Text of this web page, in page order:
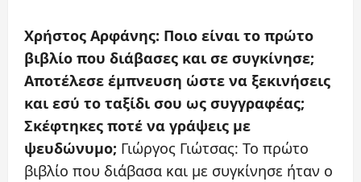
Χρήστος Αρφάνης: Ποιο είναι το πρώτο
βιβλίο που διάβασες και σε συγκίνησε;
Αποτέλεσε έμπνευση ώστε να ξεκινήσεις
και εσύ το ταξίδι σου ως συγγραφέας;
Σκέφτηκες ποτέ να γράψεις με
ψευδώνυμο; Γιώργος Γιώτσας: Το πρώτο
βιβλίο που διάβασα και με συγκίνησε ήταν ο